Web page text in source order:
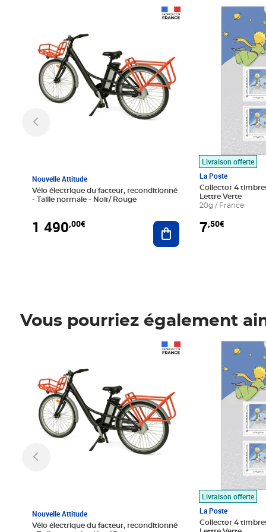
Nouvelle Attitude
Vélo électrique du facteur, reconditionné
- Taille normale - Noir/ Rouge
1 490,00€ Ajouter au panier
Livraison offerte
La Poste
Collector 4
Lettre Verte
20g / France
7,50€
Prix 7,50€
Vous pourriez également
Nouvelle Attitude
Vélo électrique du facteur, reconditionné
Livraison offerte
La Poste
Collector 4
Prix 7,50€